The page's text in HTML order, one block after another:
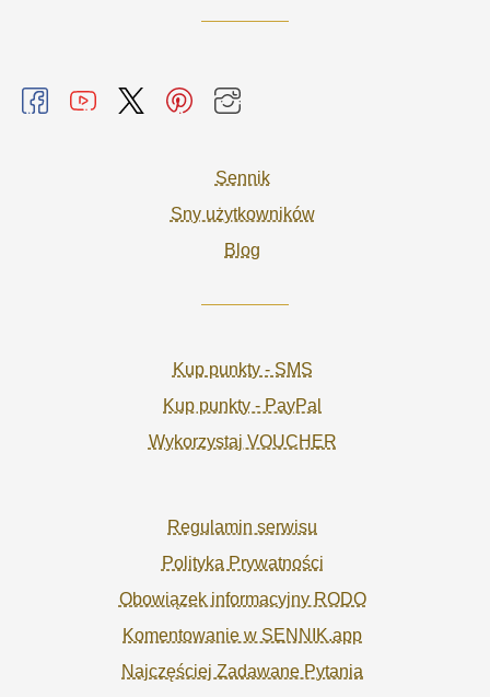
Sennik
Sny użytkowników
Blog
Kup punkty - SMS
Kup punkty - PayPal
Wykorzystaj VOUCHER
Regulamin serwisu
Polityka Prywatności
Obowiązek informacyjny RODO
Komentowanie w SENNIK.app
Najczęściej Zadawane Pytania